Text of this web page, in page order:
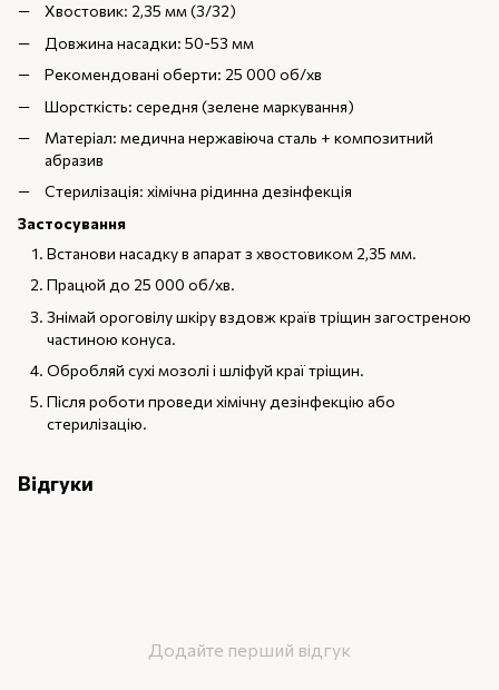
Хвостовик: 2,35 мм (3/32)
Довжина насадки: 50-53 мм
Рекомендовані оберти: 25 000 об/хв
Шорсткість: середня (зелене маркування)
Матеріал: медична нержавіюча сталь + композитний
абразив
Стерилізація: хімічна рідинна дезінфекція
Застосування
Встанови насадку в апарат з хвостовиком 2,35 мм.
Працюй до 25 000 об/хв.
Знімай ороговілу шкіру вздовж країв тріщин загостреною
частиною конуса.
Обробляй сухі мозолі і шліфуй краї тріщин.
Після роботи проведи хімічну дезінфекцію або
стерилізацію.
Відгуки
Додайте перший відгук